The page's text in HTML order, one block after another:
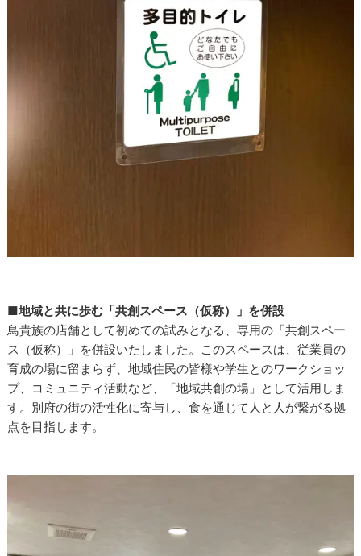
■地域と共に歩む「共創スペース（仮称）」を併設
鳥貴族の店舗として初めての試みとなる、専用の「共創スペー
ス（仮称）」を併設いたしました。このスペースは、従業員の
育成の場に留まらず、地域住民の皆様や学生とのワークショッ
プ、コミュニティ活動など、「地域共創の場」として活用しま
す。別府の街の活性化に寄与し、食を通じて人と人が繋がる拠
点を目指します。